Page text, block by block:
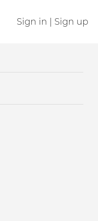
Sign in | Sign up